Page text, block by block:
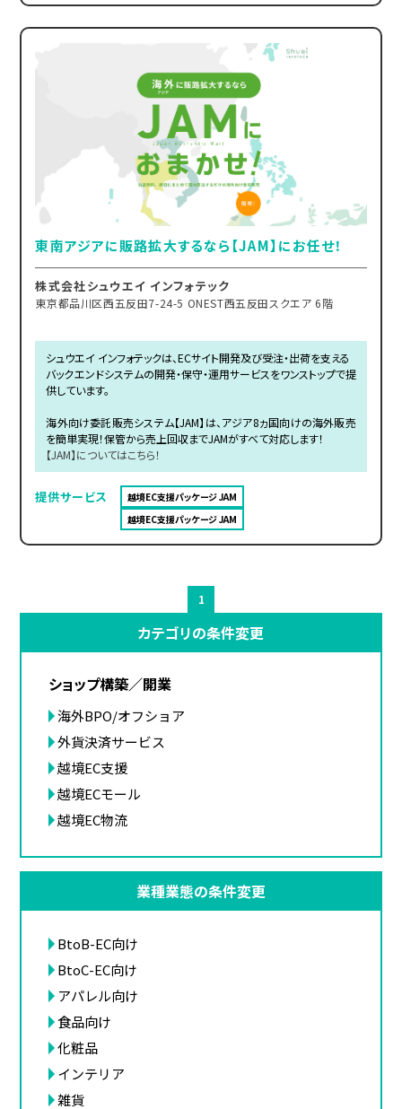
東南アジアに販路拡大するなら【JAM】にお任せ！
株式会社シュウエイ インフォテック
東京都品川区西五反田7-24-5 ONEST西五反田スクエア 6階
シュウエイ インフォテックは、ECサイト開発及び受注・出荷を支える
バックエンドシステムの開発・保守・運用サービスをワンストップで提
供しています。
海外向け委託販売システム【JAM】は、アジア8ヵ国向けの海外販売
を簡単実現！保管から売上回収までJAMがすべて対応します！
【JAM】についてはこちら！
提供サービス
越境EC支援パッケージ JAM
越境EC支援パッケージ JAM
1
カテゴリの条件変更
ショップ構築／開業
海外BPO/オフショア
外貨決済サービス
越境EC支援
越境ECモール
越境EC物流
業種業態の条件変更
BtoB-EC向け
BtoC-EC向け
アパレル向け
食品向け
化粧品
インテリア
雑貨